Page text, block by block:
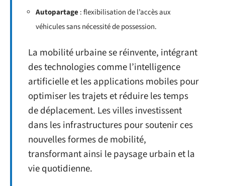
Autopartage: flexibilisation de l’accès aux
véhicules sans nécessité de possession.
La mobilité urbaine se réinvente, intégrant
des technologies comme l’intelligence
artificielle et les applications mobiles pour
optimiser les trajets et réduire les temps
de déplacement. Les villes investissent
dans les infrastructures pour soutenir ces
nouvelles formes de mobilité,
transformant ainsi le paysage urbain et la
vie quotidienne.